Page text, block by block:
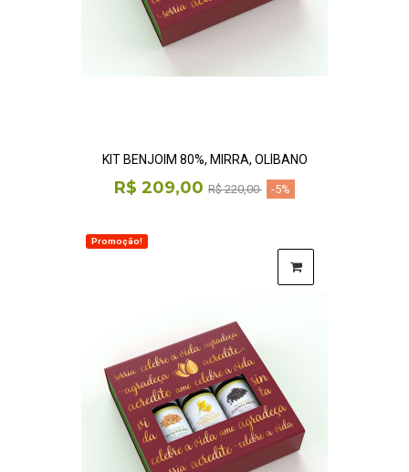
KIT BENJOIM 80%, MIRRA, OLÍBANO
R$ 209,00 R$ 220,00 -5%
Promoção!